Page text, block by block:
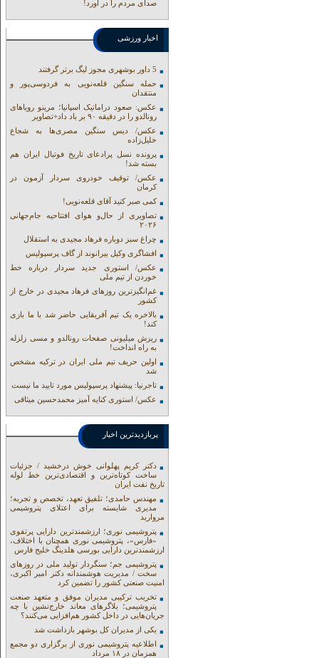
صدای مردم را در آورد!
اخبار ورزشی
5 داور بوشهری مجوز لیگ برتر گرفتند
حمله سنگین قلعه‌نویی به فردوسی‌پور و
منتقدان
عکس: صعود دراماتیک اسپانیا؛ مرینو رویاهای
رونالدو را در دقیقه ۹۰ بر باد داد+تصاویر
عکس/ دیس سنگین مصری‌ها به شجاع
خلیل‌زاده
پرونده نسل پرادعای تاریخ فوتبال ایران هم
بسته شد!
عکس/ توقیف خودروی سردار آزمون در
کرمان
کمی صبر کنید آقای قلعه‌نویی!
تصاویری از حال‌و هوای افتتاحیه جام‌جهانی
۲۰۲۶
چراغ سبز دوباره فرهاد مجیدی به استقلال
افشاگری وکیل بیرانوند از گاف‌ پرسپولیس
عکس/ استوری جدید سردار درباره خط
خوردن از تیم ملی
غم‌انگیزترین روزهای فرهاد مجیدی در خارج از
کشور
بالاخره یک تیم آفریقایی حاضر شد با ما بازی
کند!
ریزش میلیونی صفحات رونالدو و مسی زلزله
به راه انداخت!
اولین حریف تیم ملی ایران در ترکیه مشخص
شد
تاجرنیا: پیشنهاد پرسپولیس مورد تایید ما نیست
عکس/ استوری کنایه آمیز محمدحسین میثاقی
پربازدیدترین اخبار
دکتر کریم پهلوانی خوش درخشید / جزئیات
ساخت کوتاه‌ترین و اقتصادی‌ترین خط لوله
تاریخ نفت ایران
مهندس حامدی؛ تلفیق تعهد، تخصص و تجربه؛
مدیری شایسته برای اعتلای پتروشیمی
مروارید
پتروشیمی نوری؛ ارزشمندترین دارایی پرتفوی
«فارس»، پتروشیمی نوری همچنان با اختلاف،
ارزشمندترین دارایی بورسی هلدینگ خلیج فارس
پتروشیمی جم؛ سنگردار تولید ملی در روزهای
سخت / مدیریت هوشمندانه دکتر امیر اکبری،
امنیت صنعتی کشور را تضمین کرد
تخریب ترکیبی مدیران موفق و متعهد صنعت
پتروشیمی؛ بلاگرهای معاند خارج‌نشین با چه
جریان‌هایی در داخل کشور هم‌افزایی می‌کنند؟
یکی از مدیران کل بوشهر بازداشت شد
اطلاعیه پتروشیمی نوری از برگزاری دو مجمع
همزمان در ۱۸ مرداد